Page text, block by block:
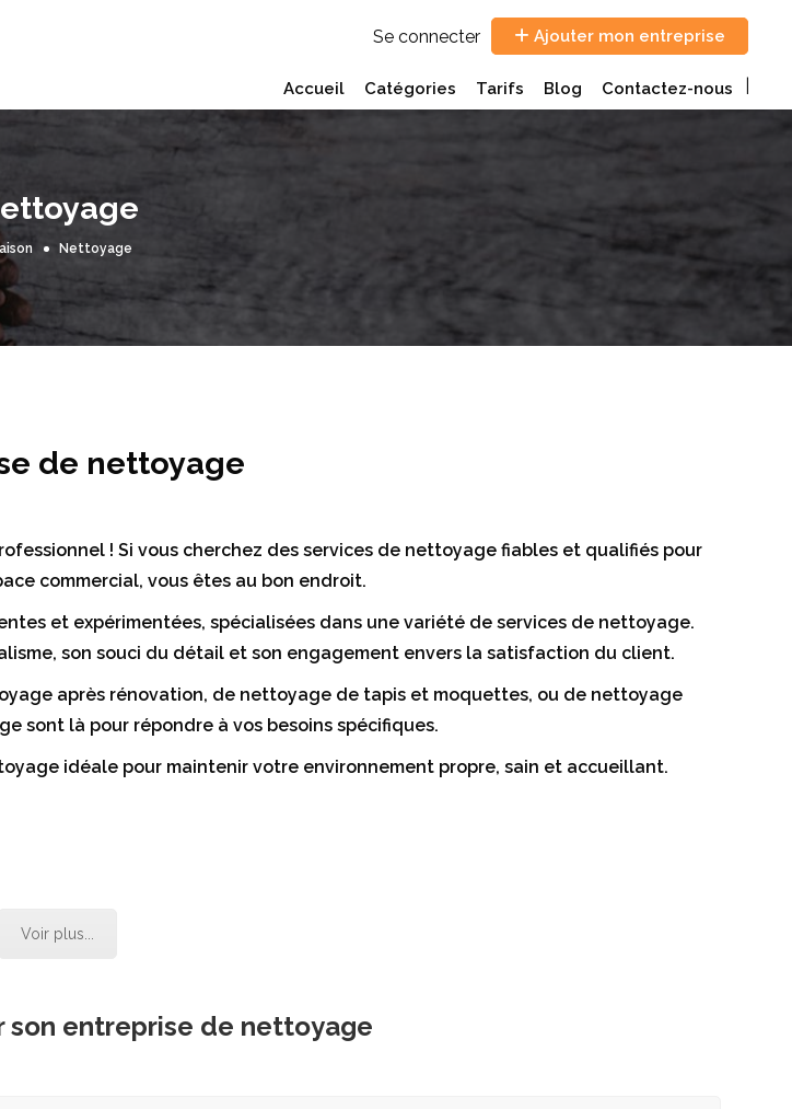
Se connecter Ajouter mon entreprise
Accueil Catégories Tarifs Blog Contactez-nous
Nettoyage
de nettoyage
! Si vous cherchez des services de nettoyage fiables et qualifiés pour
commercial, vous êtes au bon endroit.
et expérimentées, spécialisées dans une variété de services de nettoyage.
son souci du détail et son engagement envers la satisfaction du client.
après rénovation, de nettoyage de tapis et moquettes, ou de nettoyage
sont là pour répondre à vos besoins spécifiques.
idéale pour maintenir votre environnement propre, sain et accueillant.
Voir plus...
son entreprise de nettoyage